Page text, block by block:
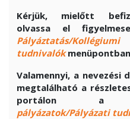
Kérjük, mielőtt
olvassa el
Pályáztatás/
tudnivalók
Valamennyi, a
megtalálható a
portálon
pályázatok/Pályázati